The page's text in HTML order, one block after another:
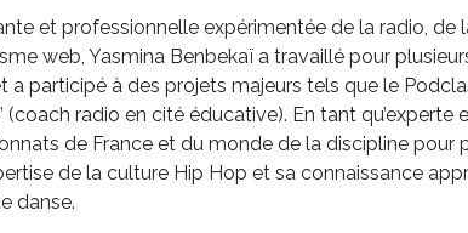
et professionnelle expérimentée de la radio, de
web, Yasmina Benbekaï a travaillé pour
a participé à des projets majeurs tels que le
(coach radio en cité éducative). En tant qu’experte
de France et du monde de la discipline pour
de la culture Hip Hop et sa connaissance
danse.